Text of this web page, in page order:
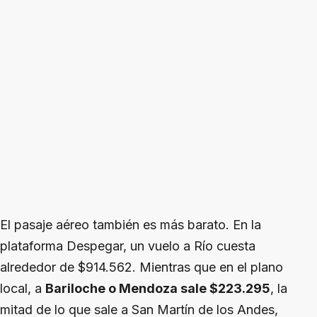
El pasaje aéreo también es más barato. En la
plataforma Despegar, un vuelo a Río cuesta
alrededor de $914.562. Mientras que en el plano
local, a Bariloche o Mendoza sale $223.295, la
mitad de lo que sale a San Martín de los Andes,